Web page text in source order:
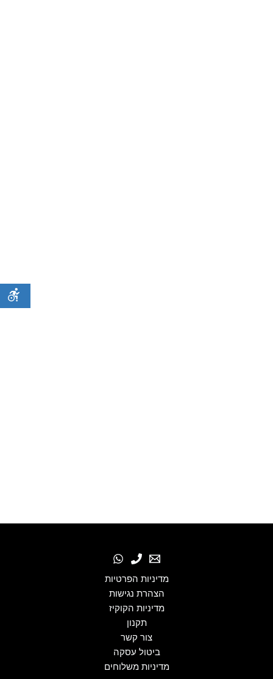
מדיניות הפרטיות
הצהרת נגישות
מדיניות הקוקיז
תקנון
צור קשר
ביטול עסקה
מדיניות משלוחים